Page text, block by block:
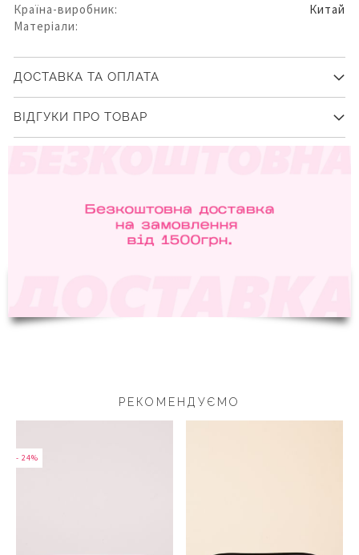
Країна-виробник:
Китай
Матеріали:
ДОСТАВКА ТА ОПЛАТА
ВІДГУКИ ПРО ТОВАР
РЕКОМЕНДУЄМО
- 24%